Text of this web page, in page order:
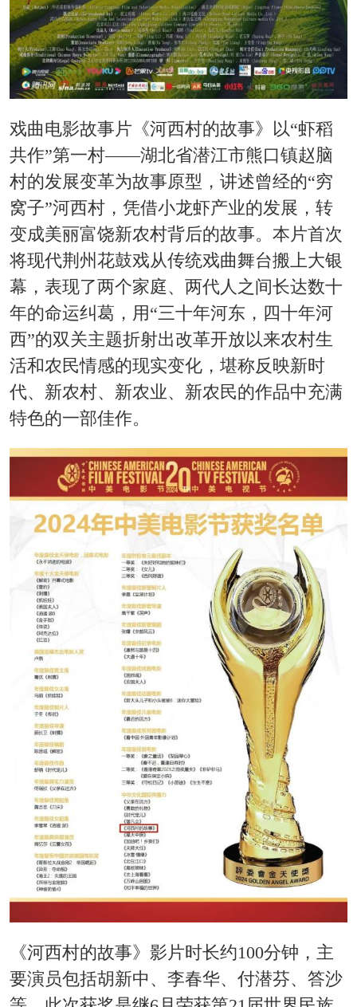
戏曲电影故事片《河西村的故事》以“虾稻
共作”第一村——湖北省潜江市熊口镇赵脑
村的发展变革为故事原型，讲述曾经的“穷
窝子”河西村，凭借小龙虾产业的发展，转
变成美丽富饶新农村背后的故事。本片首次
将现代荆州花鼓戏从传统戏曲舞台搬上大银
幕，表现了两个家庭、两代人之间长达数十
年的命运纠葛，用“三十年河东，四十年河
西”的双关主题折射出改革开放以来农村生
活和农民情感的现实变化，堪称反映新时
代、新农村、新农业、新农民的作品中充满
特色的一部佳作。
《河西村的故事》影片时长约100分钟，主
要演员包括胡新中、李春华、付潜芬、答沙